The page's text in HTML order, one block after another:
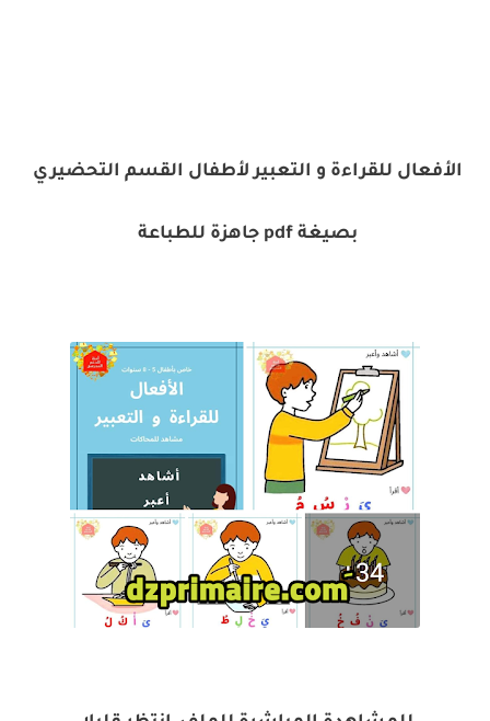
الأفعال للقراءة و التعبير لأطفال القسم التحضيري
بصيغة pdf جاهزة للطباعة